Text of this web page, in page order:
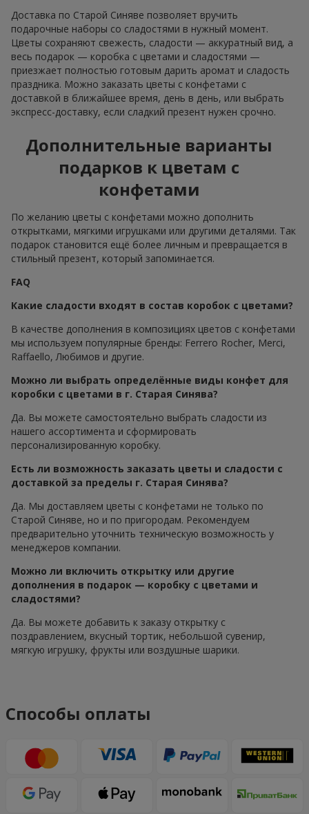
Доставка по Старой Синяве позволяет вручить
подарочные наборы со сладостями в нужный момент.
Цветы сохраняют свежесть, сладости — аккуратный вид, а
весь подарок — коробка с цветами и сладостями —
приезжает полностью готовым дарить аромат и сладость
праздника. Можно заказать цветы с конфетами с
доставкой в ближайшее время, день в день, или выбрать
экспресс-доставку, если сладкий презент нужен срочно.
Дополнительные варианты
подарков к цветам с
конфетами
По желанию цветы с конфетами можно дополнить
открытками, мягкими игрушками или другими деталями. Так
подарок становится ещё более личным и превращается в
стильный презент, который запоминается.
FAQ
Какие сладости входят в состав коробок с цветами?
В качестве дополнения в композициях цветов с конфетами
мы используем популярные бренды: Ferrero Rocher, Merci,
Raffaello, Любимов и другие.
Можно ли выбрать определённые виды конфет для
коробки с цветами в г. Старая Синява?
Да. Вы можете самостоятельно выбрать сладости из
нашего ассортимента и сформировать
персонализированную коробку.
Есть ли возможность заказать цветы и сладости с
доставкой за пределы г. Старая Синява?
Да. Мы доставляем цветы с конфетами не только по
Старой Синяве, но и по пригородам. Рекомендуем
предварительно уточнить техническую возможность у
менеджеров компании.
Можно ли включить открытку или другие
дополнения в подарок — коробку с цветами и
сладостями?
Да. Вы можете добавить к заказу открытку с
поздравлением, вкусный тортик, небольшой сувенир,
мягкую игрушку, фрукты или воздушные шарики.
Способы оплаты